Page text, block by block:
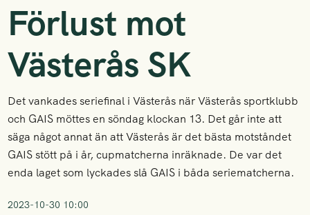
Förlust mot
Västerås SK
Det vankades seriefinal i Västerås när Västerås sportklubb
och GAIS möttes en söndag klockan 13. Det går inte att
säga något annat än att Västerås är det bästa motståndet
GAIS stött på i år, cupmatcherna inräknade. De var det
enda laget som lyckades slå GAIS i båda seriematcherna.
2023-10-30 10:00